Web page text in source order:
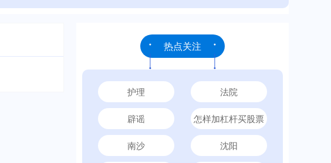
热点关注
护理 法院
辟谣 怎样加杠杆买股票
南沙 沈阳